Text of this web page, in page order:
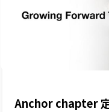
Anchor chapter